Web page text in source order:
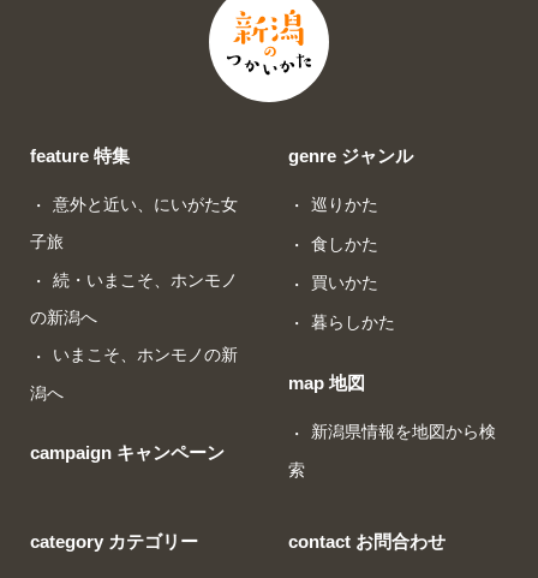
feature 特集
意外と近い、にいがた女
子旅
続・いまこそ、ホンモノ
の新潟へ
いまこそ、ホンモノの新
潟へ
campaign キャンペーン
genre ジャンル
巡りかた
食しかた
買いかた
暮らしかた
map 地図
新潟県情報を地図から検
索
category カテゴリー contact お問合わせ